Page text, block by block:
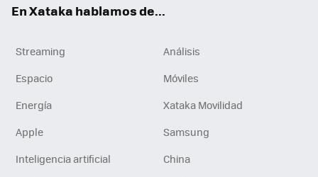
En Xataka hablamos de...
Streaming
Análisis
Espacio
Móviles
Energía
Xataka Movilidad
Apple
Samsung
Inteligencia artificial
China